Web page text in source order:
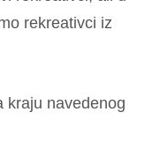
rekreativci iz
kraju navedenog